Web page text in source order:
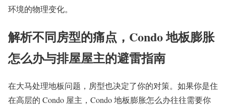
环境的物理变化。
解析不同房型的痛点，Condo 地板膨胀
怎么办与排屋屋主的避雷指南
在大马处理地板问题，房型也决定了你的对策。如果你是住
在高层的 Condo 屋主，Condo 地板膨胀怎么办往往需要你